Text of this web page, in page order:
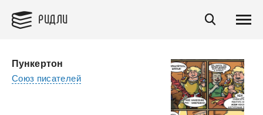
РИДЛИ
Пункертон
Союз писателей